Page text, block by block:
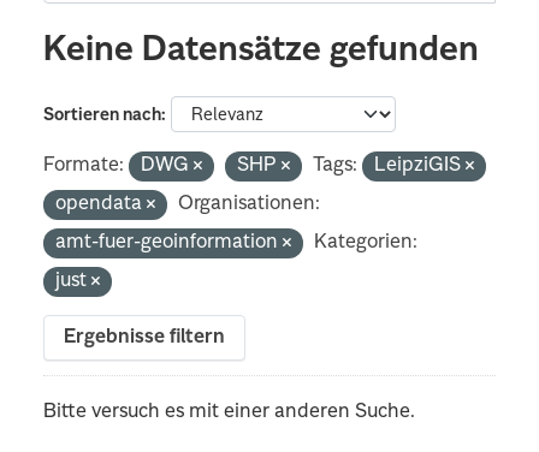
Keine Datensätze gefunden
Sortieren nach
Formate: DWG SHP Tags:
LeipziGIS
opendata
Organisationen:
amt-fuer-geoinformation
Kategorien:
just
Ergebnisse filtern
Bitte versuch es mit einer anderen Suche.